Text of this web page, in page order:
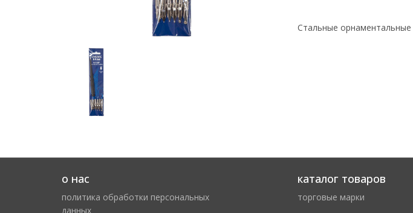
Стальные орнаментальные
о нас
политика обработки персональных
данных
каталог товаров
торговые марки